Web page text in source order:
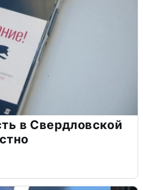
в Свердловской